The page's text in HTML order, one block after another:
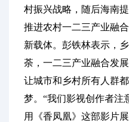
村振兴战略，随后海南
推进农村一二三产业融
新载体。彭铁林表示，
荼，一二三产业融合发
让城市和乡村所有人群
梦。“我们影视创作者注
用《香凤凰》这部影片